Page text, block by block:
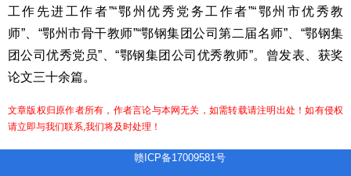
工作先进工作者”“鄂州优秀党务工作者”“鄂州市优秀教
师”、 “鄂州市骨干教师”“鄂钢集团公司第二届名师”、“鄂钢集
团公司优秀党员”、“鄂钢集团公司优秀教师”。曾发表、获奖
论文三十余篇。
文章版权归原作者所有，作者言论与本网无关，如需转载请注明出处！如有侵权
请立即与我们联系,我们将及时处理！
赣ICP备17009581号